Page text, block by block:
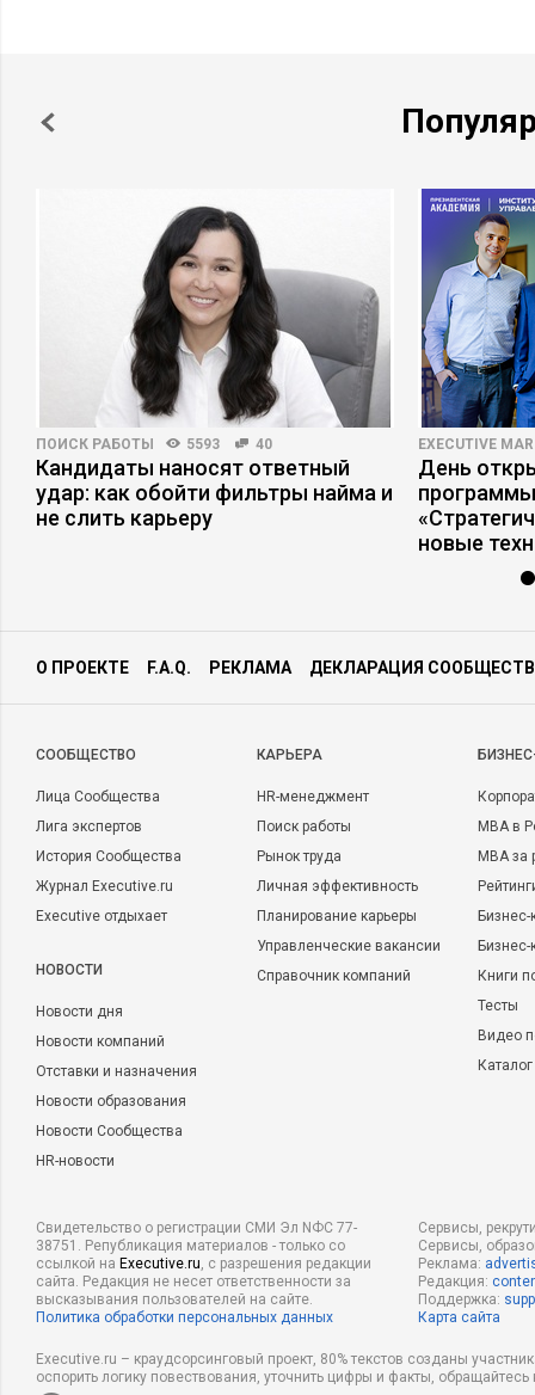
ПОИСК РАБОТЫ 5593 40
Кандидаты наносят ответный
удар: как обойти фильтры найма и
не слить карьеру
EXECUTIVE
День
новые
О ПРОЕКТЕ F.A.Q. РЕКЛАМА ДЕКЛАРАЦИЯ
CООБЩЕСТВО
Лица Сообщества
Лига экспертов
История Сообщества
Журнал Executive.ru
Executive отдыхает
НОВОСТИ
Новости дня
Новости компаний
Отставки и назначения
Новости образования
Новости Сообщества
HR-новости
КАРЬЕРА
HR-менеджмент
Поиск работы
Рынок труда
Личная эффективность
Планирование карьеры
Управленческие вакансии
Справочник компаний
MBA в
MBA
Бизнес-
Книги
Тесты
Видео
Свидетельство о регистрации СМИ Эл NФС 77-
38751. Републикация материалов - только со
ссылкой на Executive.ru, с разрешения редакции
сайта. Редакция не несет ответственности за
высказывания пользователей на сайте.
Политика обработки персональных данных
Сервисы,
Сервисы,
Реклама:
Редакция:
Поддержка:
Карта сайта
Executive.ru – краудсорсинговый проект, 80% текстов созданы
оспорить логику повествования, уточнить цифры и факты,